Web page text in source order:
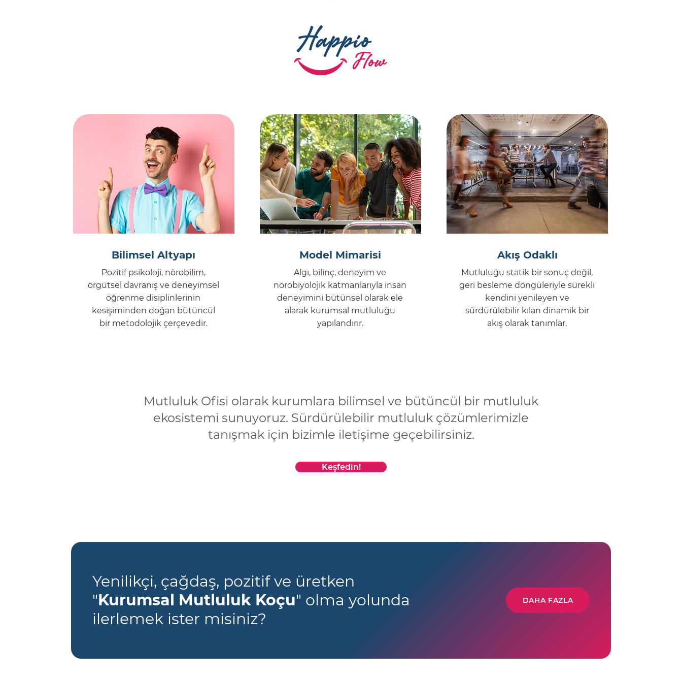
Bilimsel Altyapı
Pozitif psikoloji, nörobilim,
örgütsel davranış ve deneyimsel
öğrenme disiplinlerinin
kesişiminden doğan bütüncül
bir metodolojik çerçevedir.
Model Mimarisi
Algı, bilinç, deneyim ve
nörobiyolojik katmanlarıyla insan
deneyimini bütünsel olarak ele
alarak kurumsal mutluluğu
yapılandırır.
Akış Odaklı
Mutluluğu statik bir sonuç değil,
geri besleme döngüleriyle sürekli
kendini yenileyen ve
sürdürülebilir kılan dinamik bir
akış olarak tanımlar.
Mutluluk Ofisi olarak kurumlara bilimsel ve bütüncül bir mutluluk
ekosistemi sunuyoruz. Sürdürülebilir mutluluk çözümlerimizle
tanışmak için bizimle iletişime geçebilirsiniz.
Keşfedin!
Yenilikçi, çağdaş, pozitif ve üretken
"Kurumsal Mutluluk Koçu" olma yolunda
ilerlemek ister misiniz?
DAHA FAZLA